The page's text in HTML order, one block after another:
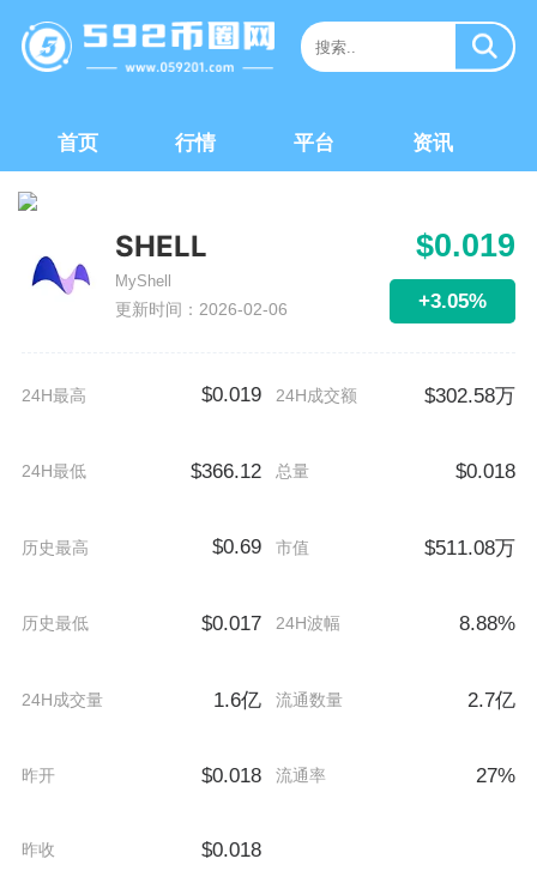
首页 行情 平台 资讯
SHELL
MyShell
更新时间：2026-02-06
$0.019
+3.05%
24H最高 $0.019 24H成交额 $302.58万
24H最低 $366.12 总量 $0.018
历史最高 $0.69 市值 $511.08万
历史最低 $0.017 24H波幅 8.88%
24H成交量 1.6亿 流通数量 2.7亿
昨开 $0.018 流通率 27%
昨收 $0.018